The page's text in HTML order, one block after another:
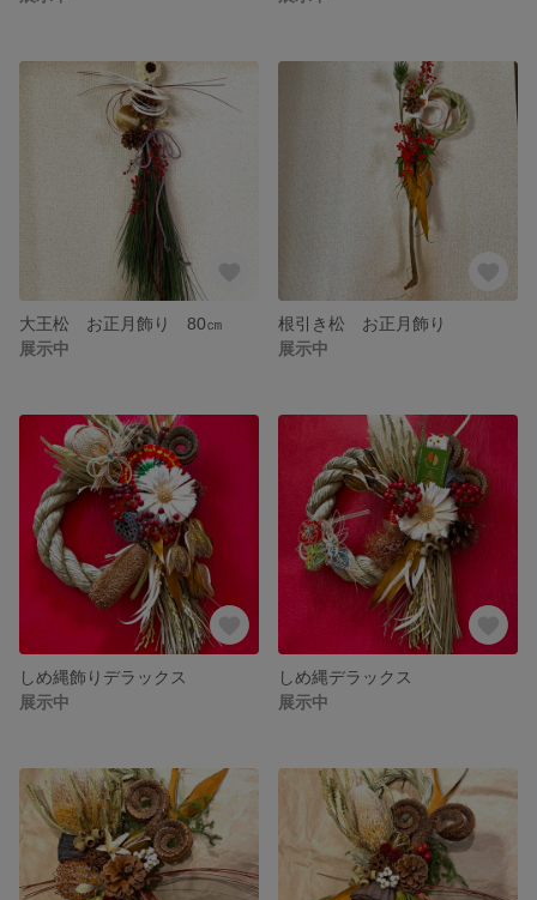
大王松 お正月飾り 80㎝
展示中
根引き松 お正月飾り
展示中
しめ縄飾りデラックス
展示中
しめ縄デラックス
展示中